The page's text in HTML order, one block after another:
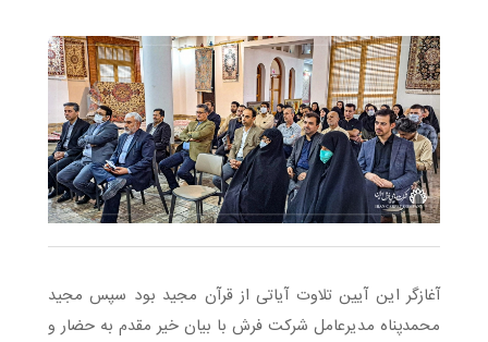
آغازگر این آیین تلاوت آیاتی از قرآن مجید بود سپس مجید
محمدپناه مدیرعامل شرکت فرش با بیان خیر مقدم به حضار و